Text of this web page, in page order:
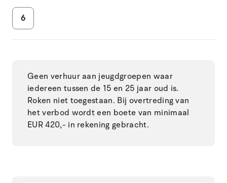
6
Geen verhuur aan jeugdgroepen waar
iedereen tussen de 15 en 25 jaar oud is.
Roken niet toegestaan. Bij overtreding van
het verbod wordt een boete van minimaal
EUR 420,- in rekening gebracht.